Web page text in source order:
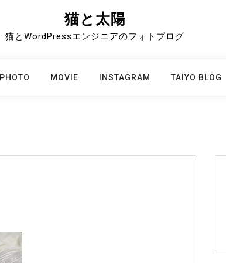
猫と太陽
猫とWordPressエンジニアのフォトブログ
PHOTO MOVIE INSTAGRAM TAIYO BLOG